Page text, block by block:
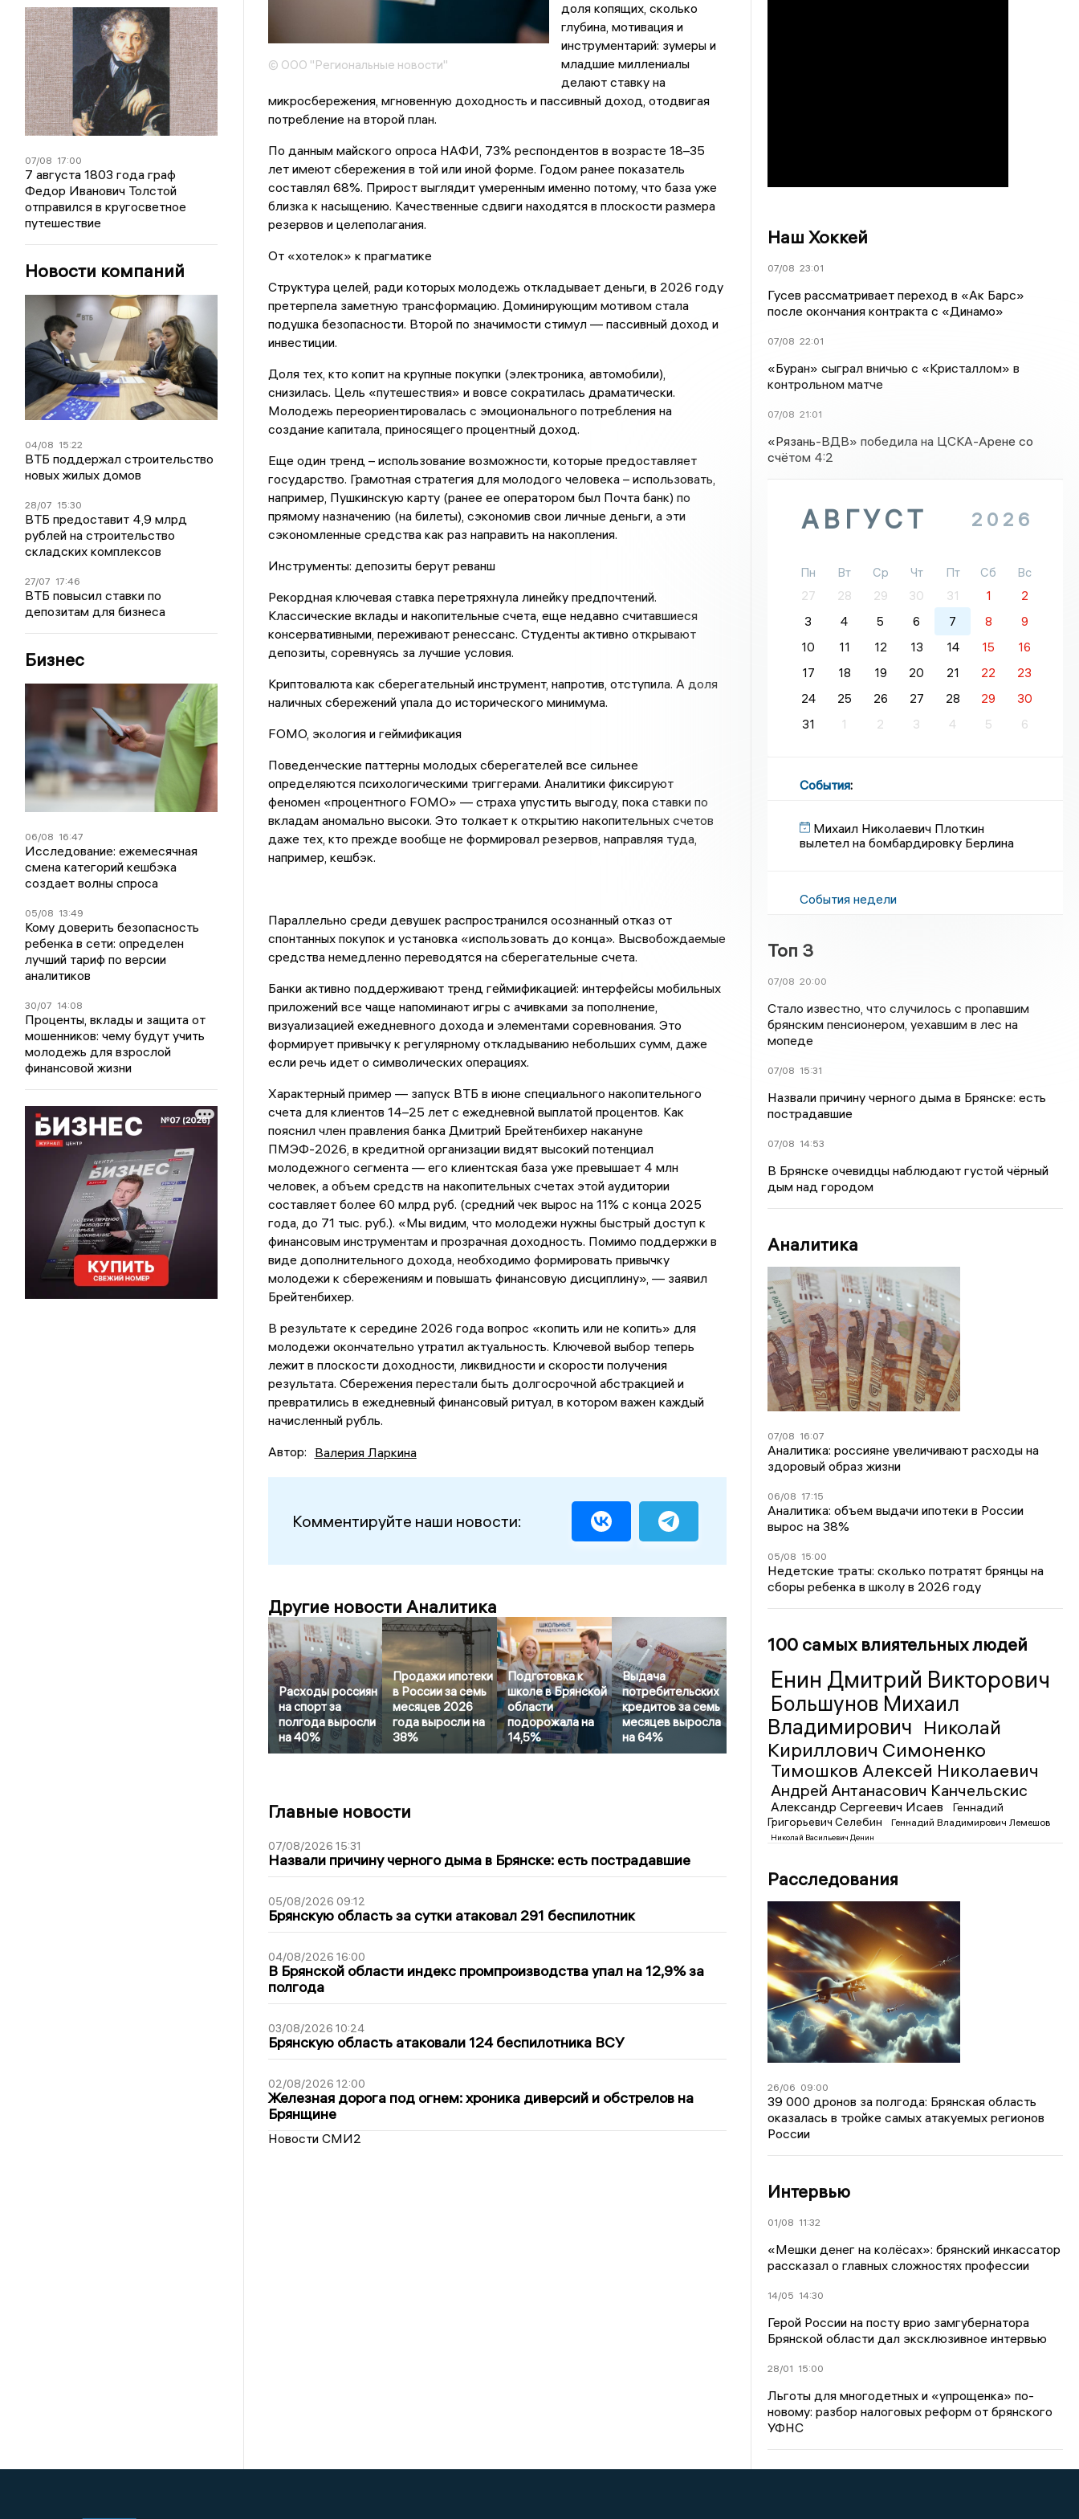
07/08 17:00
7 августа 1803 года граф
Федор Иванович Толстой
отправился в кругосветное
путешествие
Новости компаний
04/08 15:22
ВТБ поддержал строительство
новых жилых домов
28/07 15:30
ВТБ предоставит 4,9 млрд
рублей на строительство
складских комплексов
27/07 17:46
ВТБ повысил ставки по
депозитам для бизнеса
Бизнес
06/08 16:47
Исследование: ежемесячная
смена категорий кешбэка
создает волны спроса
05/08 13:49
Кому доверить безопасность
ребенка в сети: определен
лучший тариф по версии
аналитиков
30/07 14:08
Проценты, вклады и защита от
мошенников: чему будут учить
молодежь для взрослой
финансовой жизни
© ООО "Региональные новости"
доля копящих, сколько
глубина, мотивация и
инструментарий: зумеры и
младшие миллениалы
делают ставку на
микросбережения, мгновенную доходность и пассивный доход, отодвигая
потребление на второй план.
По данным майского опроса НАФИ, 73% респондентов в возрасте 18–35
лет имеют сбережения в той или иной форме. Годом ранее показатель
составлял 68%. Прирост выглядит умеренным именно потому, что база уже
близка к насыщению. Качественные сдвиги находятся в плоскости размера
резервов и целеполагания.
От «хотелок» к прагматике
Структура целей, ради которых молодежь откладывает деньги, в 2026 году
претерпела заметную трансформацию. Доминирующим мотивом стала
подушка безопасности. Второй по значимости стимул — пассивный доход и
инвестиции.
Доля тех, кто копит на крупные покупки (электроника, автомобили),
снизилась. Цель «путешествия» и вовсе сократилась драматически.
Молодежь переориентировалась с эмоционального потребления на
создание капитала, приносящего процентный доход.
Еще один тренд – использование возможности, которые предоставляет
государство. Грамотная стратегия для молодого человека – использовать,
например, Пушкинскую карту (ранее ее оператором был Почта банк) по
прямому назначению (на билеты), сэкономив свои личные деньги, а эти
сэкономленные средства как раз направить на накопления.
Инструменты: депозиты берут реванш
Рекордная ключевая ставка перетряхнула линейку предпочтений.
Классические вклады и накопительные счета, еще недавно считавшиеся
консервативными, переживают ренессанс. Студенты активно открывают
депозиты, соревнуясь за лучшие условия.
Криптовалюта как сберегательный инструмент, напротив, отступила. А доля
наличных сбережений упала до исторического минимума.
FOMO, экология и геймификация
Поведенческие паттерны молодых сберегателей все сильнее
определяются психологическими триггерами. Аналитики фиксируют
феномен «процентного FOMO» — страха упустить выгоду, пока ставки по
вкладам аномально высоки. Это толкает к открытию накопительных счетов
даже тех, кто прежде вообще не формировал резервов, направляя туда,
например, кешбэк.
Параллельно среди девушек распространился осознанный отказ от
спонтанных покупок и установка «использовать до конца». Высвобождаемые
средства немедленно переводятся на сберегательные счета.
Банки активно поддерживают тренд геймификацией: интерфейсы мобильных
приложений все чаще напоминают игры с ачивками за пополнение,
визуализацией ежедневного дохода и элементами соревнования. Это
формирует привычку к регулярному откладыванию небольших сумм, даже
если речь идет о символических операциях.
Характерный пример — запуск ВТБ в июне специального накопительного
счета для клиентов 14–25 лет с ежедневной выплатой процентов. Как
пояснил член правления банка Дмитрий Брейтенбихер накануне
ПМЭФ-2026, в кредитной организации видят высокий потенциал
молодежного сегмента — его клиентская база уже превышает 4 млн
человек, а объем средств на накопительных счетах этой аудитории
составляет более 60 млрд руб. (средний чек вырос на 11% с конца 2025
года, до 71 тыс. руб.). «Мы видим, что молодежи нужны быстрый доступ к
финансовым инструментам и прозрачная доходность. Помимо поддержки в
виде дополнительного дохода, необходимо формировать привычку
молодежи к сбережениям и повышать финансовую дисциплину», — заявил
Брейтенбихер.
В результате к середине 2026 года вопрос «копить или не копить» для
молодежи окончательно утратил актуальность. Ключевой выбор теперь
лежит в плоскости доходности, ликвидности и скорости получения
результата. Сбережения перестали быть долгосрочной абстракцией и
превратились в ежедневный финансовый ритуал, в котором важен каждый
начисленный рубль.
Автор: Валерия Ларкина
Комментируйте наши новости:
Другие новости Аналитика
Расходы россиян
на спорт за
полгода выросли
на 40%
Продажи ипотеки
в России за семь
месяцев 2026
года выросли на
38%
Подготовка к
школе в Брянской
области
подорожала на
14,5%
Выдача
потребительских
кредитов за семь
месяцев выросла
на 64%
Главные новости
07/08/2026 15:31
Назвали причину черного дыма в Брянске: есть пострадавшие
05/08/2026 09:12
Брянскую область за сутки атаковал 291 беспилотник
04/08/2026 16:00
В Брянской области индекс промпроизводства упал на 12,9% за
полгода
03/08/2026 10:24
Брянскую область атаковали 124 беспилотника ВСУ
02/08/2026 12:00
Железная дорога под огнем: хроника диверсий и обстрелов на
Брянщине
Новости СМИ2
Наш Хоккей
07/08 23:01
Гусев рассматривает переход в «Ак Барс»
после окончания контракта с «Динамо»
07/08 22:01
«Буран» сыграл вничью с «Кристаллом» в
контрольном матче
07/08 21:01
«Рязань-ВДВ» победила на ЦСКА-Арене со
счётом 4:2
АВГУСТ 2026
Пн Вт Ср Чт Пт Сб
Вс
27
28 29 30 31 1
2
3
4 5 6 7 8
9
10
11 12 13 14 15
16
17
18 19 20 21 22
23
24
25 26 27 28 29
30
31
1 2 3 4 5 6
События:
Михаил Николаевич Плоткин
вылетел на бомбардировку Берлина
События недели
Топ 3
07/08 20:00
Стало известно, что случилось с пропавшим
брянским пенсионером, уехавшим в лес на
мопеде
07/08 15:31
Назвали причину черного дыма в Брянске: есть
пострадавшие
07/08 14:53
В Брянске очевидцы наблюдают густой чёрный
дым над городом
Аналитика
07/08 16:07
Аналитика: россияне увеличивают расходы на
здоровый образ жизни
06/08 17:15
Аналитика: объем выдачи ипотеки в России
вырос на 38%
05/08 15:00
Недетские траты: сколько потратят брянцы на
сборы ребенка в школу в 2026 году
100 самых влиятельных людей
Енин Дмитрий Викторович
Большунов Михаил
Владимирович Николай
Кириллович Симоненко
Тимошков Алексей Николаевич
Андрей Антанасович Канчельскис
Александр Сергеевич Исаев
Геннадий
Григорьевич Селебин
Геннадий Владимирович Лемешов
Николай Васильевич Денин
Расследования
26/06 09:00
39 000 дронов за полгода: Брянская область
оказалась в тройке самых атакуемых регионов
России
Интервью
01/08 11:32
«Мешки денег на колёсах»: брянский инкассатор
рассказал о главных сложностях профессии
14/05 14:30
Герой России на посту врио замгубернатора
Брянской области дал эксклюзивное интервью
28/01 15:00
Льготы для многодетных и «упрощенка» по-
новому: разбор налоговых реформ от брянского
УФНС